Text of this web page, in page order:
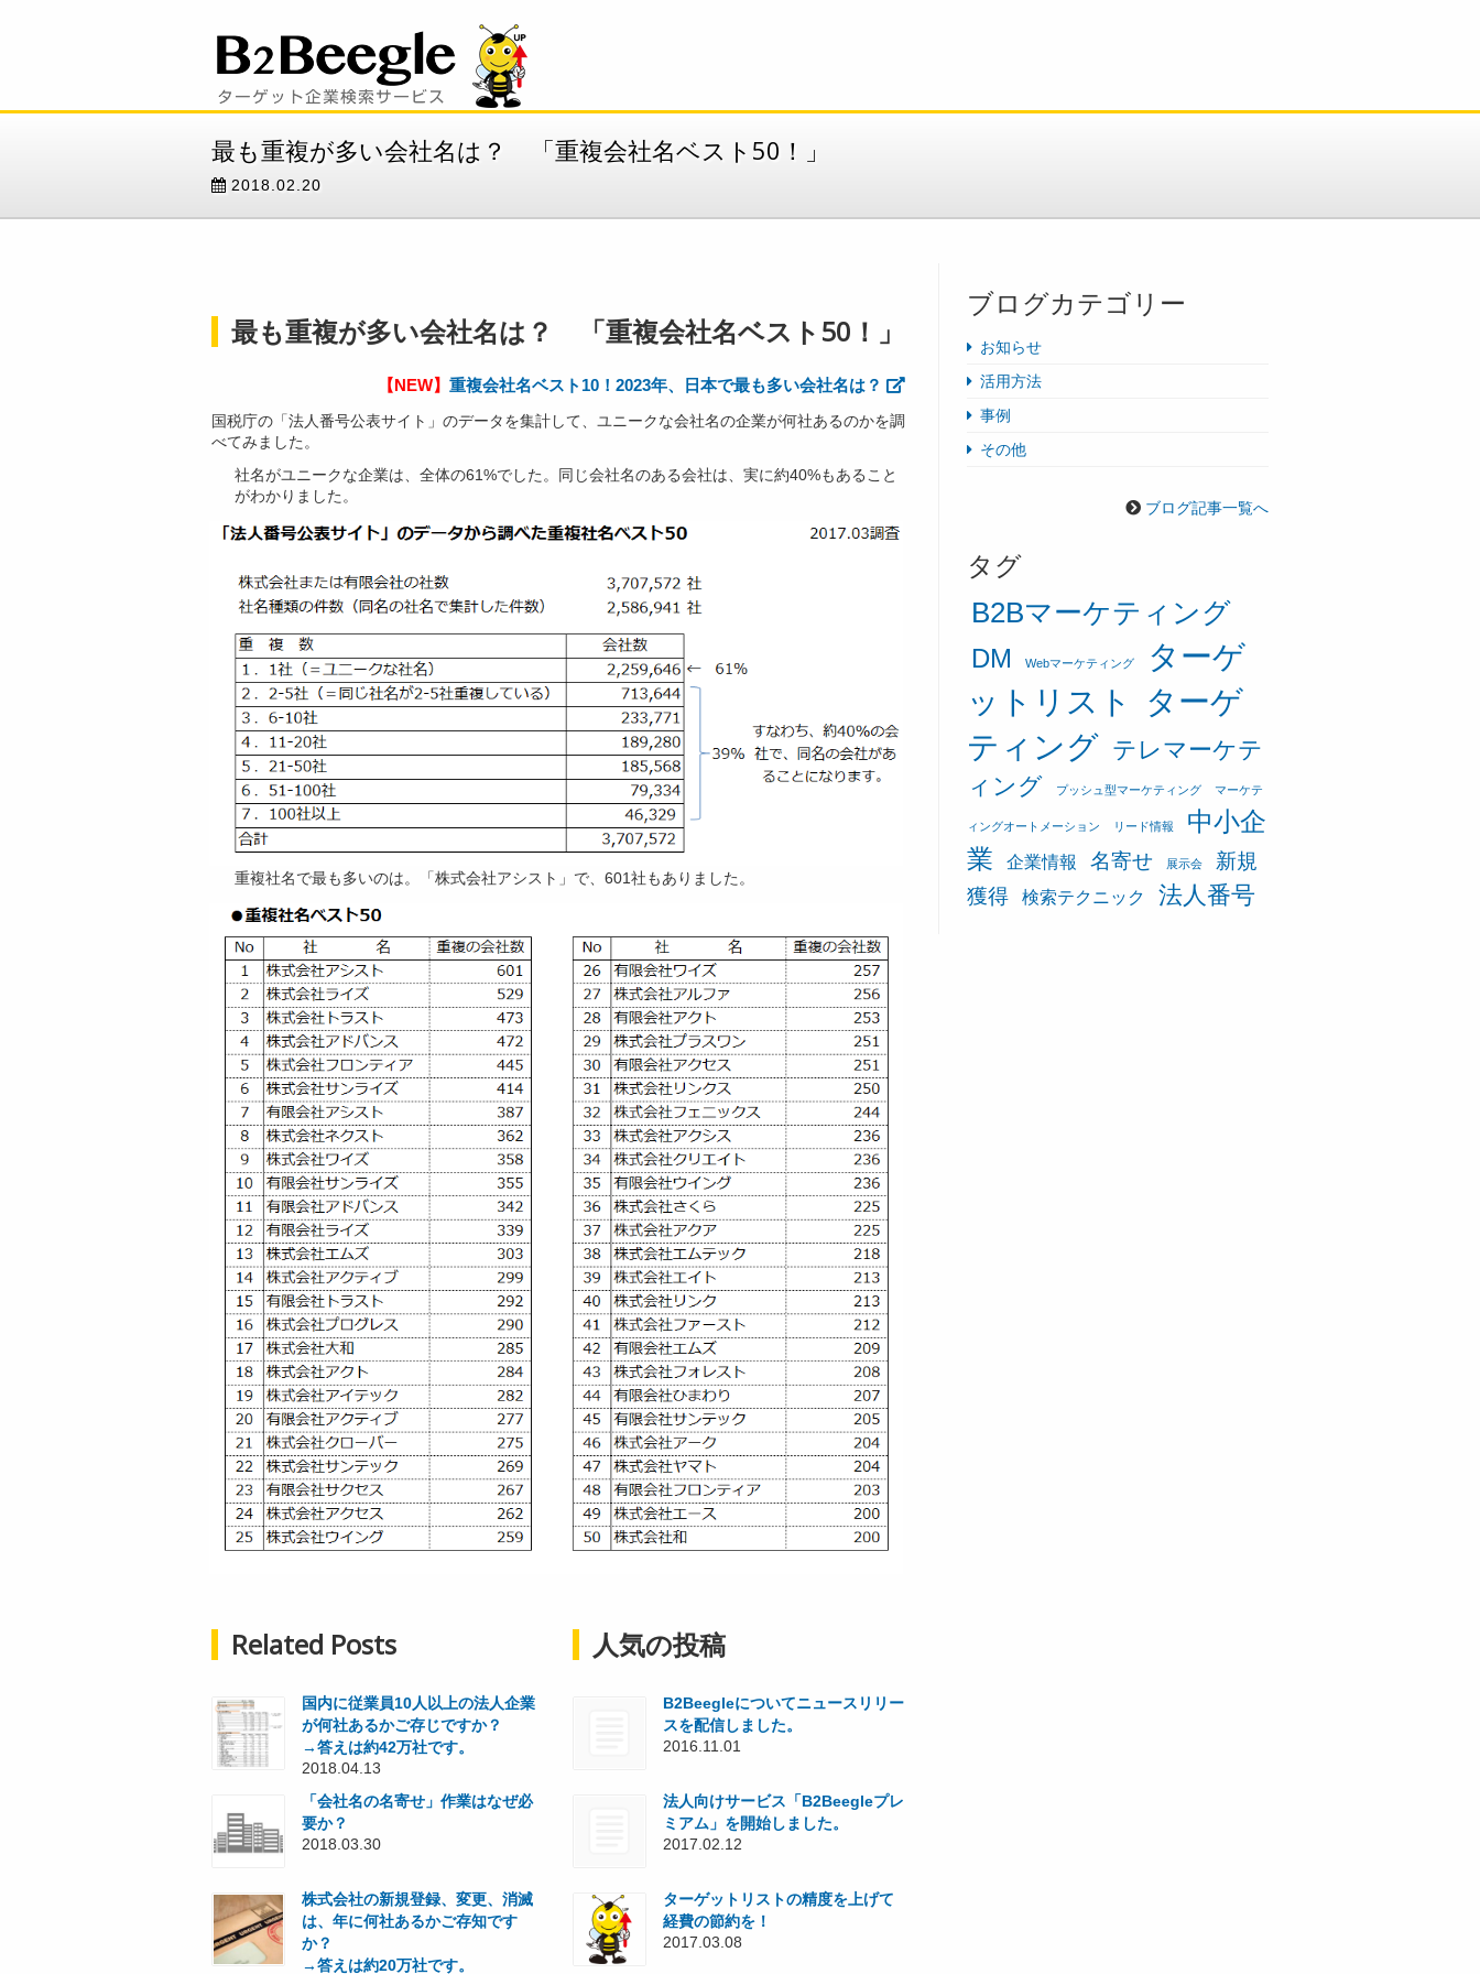
最も重複が多い会社名は？ 「重複会社名ベスト50！」
2018.02.20
最も重複が多い会社名は？ 「重複会社名ベスト50！」
【NEW】 重複会社名ベスト10！2023年、日本で最も多い会社名は？
国税庁の「法人番号公表サイト」のデータを集計して、ユニークな会社名の企業が何社あるのかを調
べてみました。
社名がユニークな企業は、全体の61%でした。同じ会社名のある会社は、実に約40%もあること
がわかりました。
重複社名で最も多いのは。「株式会社アシスト」で、601社もありました。
Related Posts
国内に従業員10人以上の法人企業
が何社あるかご存じですか？
→答えは約42万社です。
2018.04.13
「会社名の名寄せ」作業はなぜ必
要か？
2018.03.30
株式会社の新規登録、変更、消滅
は、年に何社あるかご存知です
か？
→答えは約20万社です。
人気の投稿
B2Beegleについてニュースリリー
スを配信しました。
2016.11.01
法人向けサービス「B2Beegleプレ
ミアム」を開始しました。
2017.02.12
ターゲットリストの精度を上げて
経費の節約を！
2017.03.08
ブログカテゴリー
お知らせ
活用方法
事例
その他
ブログ記事一覧へ
タグ
B2Bマーケティング
DM Webマーケティング
ターゲ
ットリスト
ターゲ
ティング テレマーケテ
ィング
プッシュ型マーケティング マーケテ
ィングオートメーション リード情報
中小企
業
企業情報 名寄せ 展示会
新規
獲得
検索テクニック 法人番号